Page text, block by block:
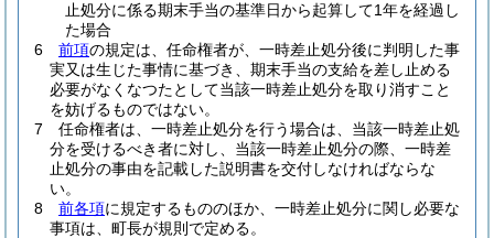
止処分に係る期末手当の基準日から起算して1年を経過し
た場合
6
前項の規定は、任命権者が、一時差止処分後に判明した事
実又は生じた事情に基づき、期末手当の支給を差し止める
必要がなくなつたとして当該一時差止処分を取り消すこと
を妨げるものではない。
7
任命権者は、一時差止処分を行う場合は、当該一時差止処
分を受けるべき者に対し、当該一時差止処分の際、一時差
止処分の事由を記載した説明書を交付しなければならな
い。
8
前各項に規定するもののほか、一時差止処分に関し必要な
事項は、町長が規則で定める。